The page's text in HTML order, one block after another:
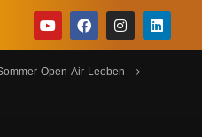
Open-Air-Leoben